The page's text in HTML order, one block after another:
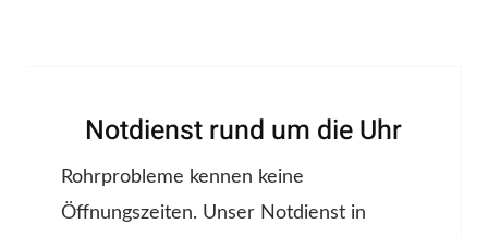
Notdienst rund um die Uhr
Rohrprobleme kennen keine
Öffnungszeiten. Unser Notdienst in